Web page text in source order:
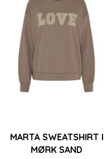
MARTA SWEATSHIRT I
MØRK SAND